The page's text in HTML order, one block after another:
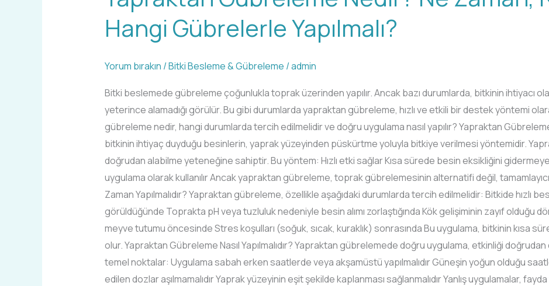
Hangi Gübrelerle Yapılmalı?
Yorum bırakın /Bitki Besleme & Gübreleme /admin
Bitki beslemede gübreleme çoğunlukla toprak üzerinden yapılır. Ancak bazı durumlarda, bitkinin ihtiyacı
yeterince alamadığı görülür. Bu gibi durumlarda yapraktan gübreleme, hızlı ve etkili bir destek yöntemi
gübreleme nedir, hangi durumlarda tercih edilmelidir ve doğru uygulama nasıl yapılır? Yapraktan
bitkinin ihtiyaç duyduğu besinlerin, yaprak yüzeyinden püskürtme yoluyla bitkiye verilmesi yöntemidir.
doğrudan alabilme yeteneğine sahiptir. Bu yöntem: Hızlı etki sağlar Kısa sürede besin eksikliğini
uygulama olarak kullanılır Ancak yapraktan gübreleme, toprak gübrelemesinin alternatifi değil,
Zaman Yapılmalıdır? Yapraktan gübreleme, özellikle aşağıdaki durumlarda tercih edilmelidir: Bitkide hızlı
görüldüğünde Toprakta pH veya tuzluluk nedeniyle besin alımı zorlaştığında Kök gelişiminin zayıf olduğu
meyve tutumu öncesinde Stres koşulları (soğuk, sıcak, kuraklık) sonrasında Bu uygulama, bitkinin kısa
olur. Yapraktan Gübreleme Nasıl Yapılmalıdır? Yapraktan gübrelemede doğru uygulama, etkinliği
temel noktalar: Uygulama sabah erken saatlerde veya akşamüstü yapılmalıdır Güneşin yoğun olduğu
edilen dozlar aşılmamalıdır Yaprak yüzeyinin eşit şekilde kaplanması sağlanmalıdır Yanlış uygulamalar,